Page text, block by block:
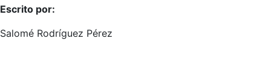
Escrito por:
Salomé Rodríguez Pérez